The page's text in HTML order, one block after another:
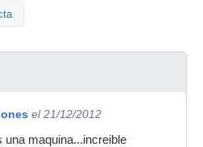
el 21/12/2012
una maquina...increible